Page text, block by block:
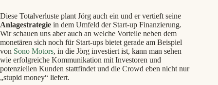
Diese Totalverluste plant Jörg auch ein und er vertieft seine
Anlagestrategie in dem Umfeld der Start-up Finanzierung.
Wir schauen uns aber auch an welche Vorteile neben dem
monetären sich noch für Start-ups bietet gerade am Beispiel
von Sono Motors, in die Jörg investiert ist, kann man sehen
wie erfolgreiche Kommunikation mit Investoren und
potenziellen Kunden stattfindet und die Crowd eben nicht nur
„stupid money“ liefert.